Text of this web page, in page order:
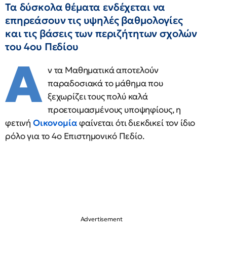
Τα δύσκολα θέματα ενδέχεται να
επηρεάσουν τις υψηλές βαθμολογίες
και τις βάσεις των περιζήτητων σχολών
του 4ου Πεδίου
Α ν τα Μαθηματικά αποτελούν
παραδοσιακά το μάθημα που
ξεχωρίζει τους πολύ καλά
προετοιμασμένους υποψηφίους, η
φετινή Οικονομίαφαίνεται ότι διεκδικεί τον ίδιο
ρόλο για το 4ο Επιστημονικό Πεδίο.